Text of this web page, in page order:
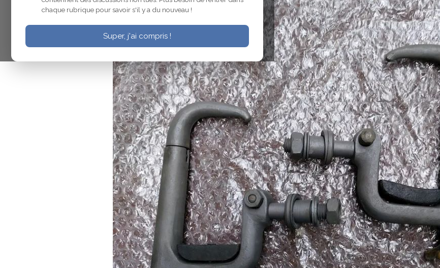
chaque rubrique pour savoir s'il y a du nouveau !
Super, j'ai compris !